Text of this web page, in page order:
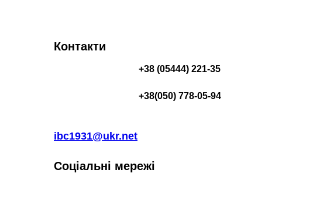
Контакти
+38 (05444) 221-35
+38(050) 778-05-94
ibc1931@ukr.net
Соціальні мережі